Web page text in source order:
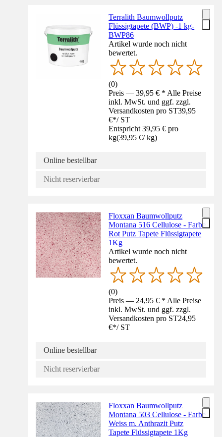
Terralith Baumwollputz
Flüssigtapete (BWP) -1 kg-
BWP86
Artikel wurde noch nicht
bewertet.
(0)
Preis — 39,95 € * Alle Preise
inkl. MwSt. und ggf. zzgl.
Versandkosten pro ST39,95
€*/ ST
Entspricht 39,95 € pro
kg(39,95 €/ kg)
Online bestellbar
Nicht reservierbar
Floxxan Baumwollputz
Montana 516 Cellulose - Farbe
Rot Putz Tapete Flüssigtapete
1Kg
Artikel wurde noch nicht
bewertet.
(0)
Preis — 24,95 € * Alle Preise
inkl. MwSt. und ggf. zzgl.
Versandkosten pro ST24,95
€*/ ST
Online bestellbar
Nicht reservierbar
Floxxan Baumwollputz
Montana 503 Cellulose - Farbe
Weiss m. Anthrazit Putz
Tapete Flüssigtapete 1Kg